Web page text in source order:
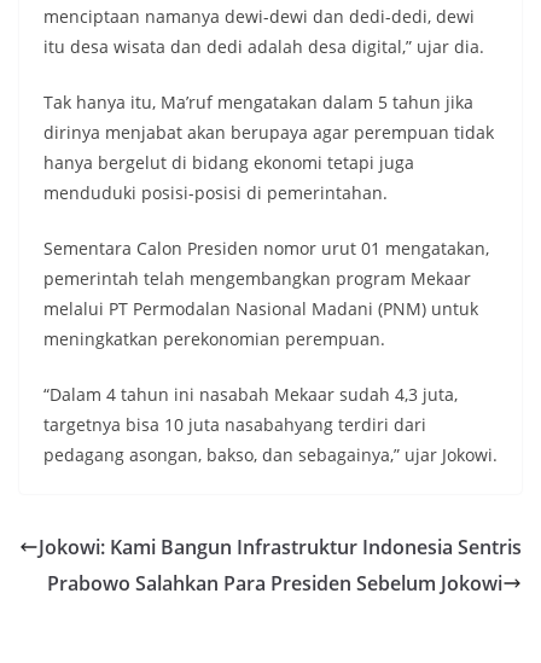
menciptaan namanya dewi-dewi dan dedi-dedi, dewi
itu desa wisata dan dedi adalah desa digital,” ujar dia.
Tak hanya itu, Ma’ruf mengatakan dalam 5 tahun jika
dirinya menjabat akan berupaya agar perempuan tidak
hanya bergelut di bidang ekonomi tetapi juga
menduduki posisi-posisi di pemerintahan.
Sementara Calon Presiden nomor urut 01 mengatakan,
pemerintah telah mengembangkan program Mekaar
melalui PT Permodalan Nasional Madani (PNM) untuk
meningkatkan perekonomian perempuan.
“Dalam 4 tahun ini nasabah Mekaar sudah 4,3 juta,
targetnya bisa 10 juta nasabahyang terdiri dari
pedagang asongan, bakso, dan sebagainya,” ujar Jokowi.
Jokowi: Kami Bangun Infrastruktur Indonesia Sentris
Prabowo Salahkan Para Presiden Sebelum Jokowi